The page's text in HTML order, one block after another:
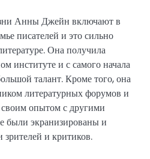
Анны Джейн включают в
писателей и это сильно
Она получила
институте и с самого начала
талант. Кроме того, она
литературных форумов и
своим опытом с другими
были экранизированы и
и критиков.